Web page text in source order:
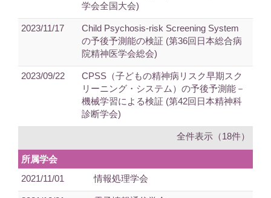
学会全国大会)
2023/11/17
Child Psychosis-risk Screening System
の予後予測能の検証 (第36回日本総合病
院精神医学会総会)
2023/09/22
CPSS（子どもの精神病リスク早期スク
リーニング・システム）の予後予測能－
機械学習による検証 (第42回日本精神科
診断学会)
全件表示（18件）
所属学会
2021/11/01
情報処理学会